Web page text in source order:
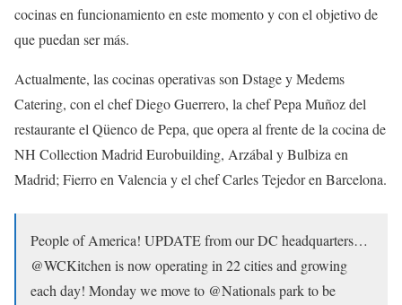
cocinas en funcionamiento en este momento y con el objetivo de
que puedan ser más.
Actualmente, las cocinas operativas son Dstage y Medems
Catering, con el chef Diego Guerrero, la chef Pepa Muñoz del
restaurante el Qüenco de Pepa, que opera al frente de la cocina de
NH Collection Madrid Eurobuilding, Arzábal y Bulbiza en
Madrid; Fierro en Valencia y el chef Carles Tejedor en Barcelona.
People of America! UPDATE from our DC headquarters…
@WCKitchen is now operating in 22 cities and growing
each day! Monday we move to @Nationals park to be